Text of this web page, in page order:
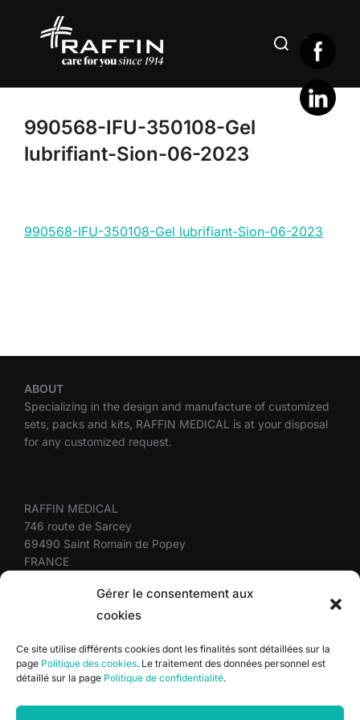
Gérer le consentement aux
cookies
Ce site utilise différents cookies dont les finalités sont détaillées sur la
page Politique des cookies. Le traitement des données personnel est
détaillé sur la page Politique de confidentialité.
Search
990568-IFU-350108-Gel
lubrifiant-Sion-06-2023
990568-IFU-350108-Gel lubrifiant-Sion-06-2023
ABOUT
Specializing in the design and manufacture of customized
sets, packs and kits, RAFFIN MEDICAL is at your disposal
for any customized request.
RAFFIN MEDICAL
746 route de Sarcey
69490 Saint Romain de Popey
FRANCE
Site map
Terms and conditions
Privacy policy